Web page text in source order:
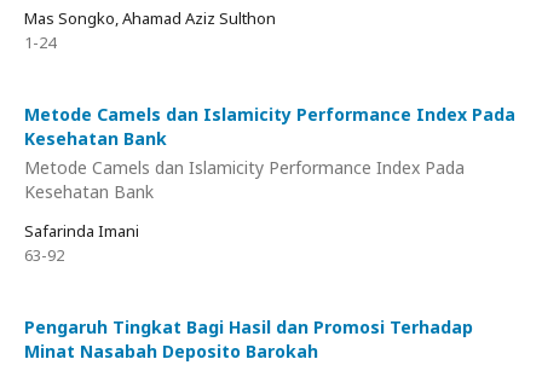
Mas Songko, Ahamad Aziz Sulthon
1-24
Metode Camels dan Islamicity Performance Index Pada
Kesehatan Bank
Metode Camels dan Islamicity Performance Index Pada
Kesehatan Bank
Safarinda Imani
63-92
Pengaruh Tingkat Bagi Hasil dan Promosi Terhadap
Minat Nasabah Deposito Barokah